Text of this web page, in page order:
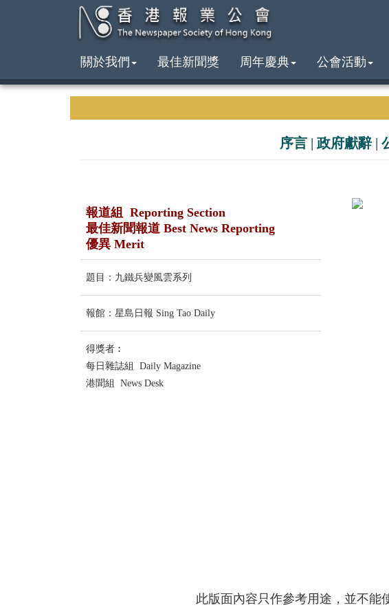
關於我們 最佳新聞獎 周年慶典 公會活動
序言 | 政府獻辭 |
報道組 Reporting Section
最佳新聞報道 Best News Reporting
優異 Merit
題目：九鐵兵變風雲系列
報館：星島日報 Sing Tao Daily
得獎者︰
每日雜誌組 Daily Magazine
港聞組 News Desk
此版面內容只作參考用途，並不能